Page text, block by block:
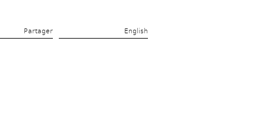
Partager English